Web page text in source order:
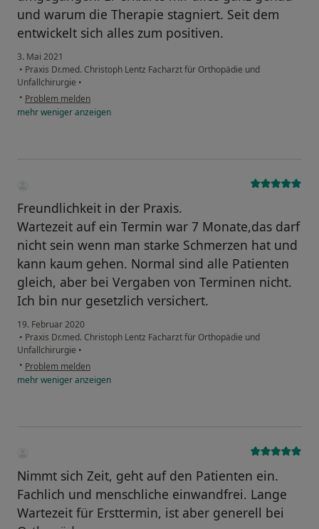
und warum die Therapie stagniert. Seit dem
entwickelt sich alles zum positiven.
3. Mai 2021
• Praxis Dr.med. Christoph Lentz Facharzt für Orthopädie und
Unfallchirurgie •
• Problem melden
mehrwenigeranzeigen
Freundlichkeit in der Praxis.
Wartezeit auf ein Termin war 7 Monate,das darf
nicht sein wenn man starke Schmerzen hat und
kann kaum gehen. Normal sind alle Patienten
gleich, aber bei Vergaben von Terminen nicht.
Ich bin nur gesetzlich versichert.
19. Februar 2020
• Praxis Dr.med. Christoph Lentz Facharzt für Orthopädie und
Unfallchirurgie •
• Problem melden
mehrwenigeranzeigen
Nimmt sich Zeit, geht auf den Patienten ein.
Fachlich und menschliche einwandfrei. Lange
Wartezeit für Ersttermin, ist aber generell bei